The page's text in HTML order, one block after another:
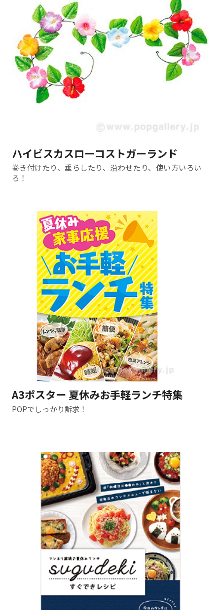
ハイビスカスローコストガーランド
巻き付けたり、垂らしたり、沿わせたり、使い方いろい
ろ！
A3ポスター 夏休みお手軽ランチ特集
POPでしっかり訴求！